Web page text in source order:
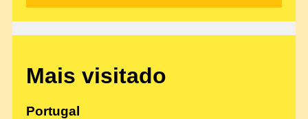
Mais visitado
Portugal